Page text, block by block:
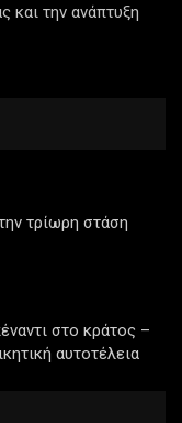
και την ανάπτυξη
τρίωρη στάση
στο κράτος –
αυτοτέλεια